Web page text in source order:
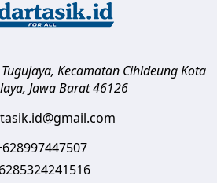
Kecamatan CihideungKota
, Jawa Barat 46126